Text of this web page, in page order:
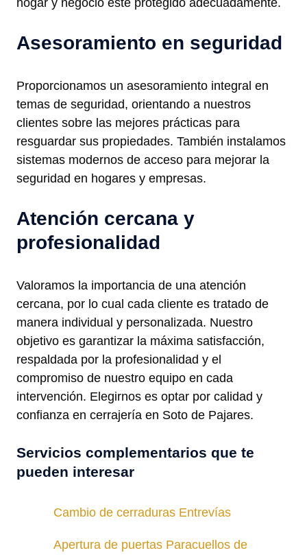
Asesoramiento en seguridad
Proporcionamos un asesoramiento integral en
temas de seguridad, orientando a nuestros
clientes sobre las mejores prácticas para
resguardar sus propiedades. También instalamos
sistemas modernos de acceso para mejorar la
seguridad en hogares y empresas.
Atención cercana y
profesionalidad
Valoramos la importancia de una atención
cercana, por lo cual cada cliente es tratado de
manera individual y personalizada. Nuestro
objetivo es garantizar la máxima satisfacción,
respaldada por la profesionalidad y el
compromiso de nuestro equipo en cada
intervención. Elegirnos es optar por calidad y
confianza en cerrajería en Soto de Pajares.
Servicios complementarios que te
pueden interesar
Cambio de cerraduras Entrevías
Apertura de puertas Paracuellos de